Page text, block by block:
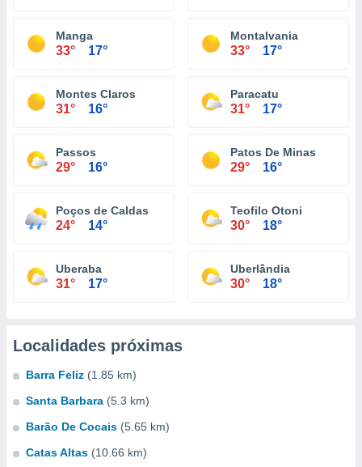
Manga
33° 17°
Montalvania
33° 17°
Montes Claros
31° 16°
Paracatu
31° 17°
Passos
29° 16°
Patos De Minas
29° 16°
Poços de Caldas
24° 14°
Teofilo Otoni
30° 18°
Uberaba
31° 17°
Uberlândia
30° 18°
Localidades próximas
Barra Feliz (1.85 km)
Santa Barbara (5.3 km)
Barão De Cocais (5.65 km)
Catas Altas (10.66 km)